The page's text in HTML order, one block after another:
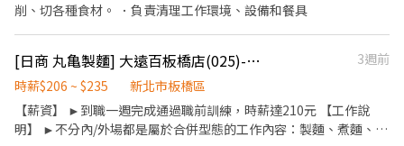
高錄取機會 ✔ 想打工賺錢、累積經驗都適合 📢 名額有限，趕快加入
我們吧！🢂
人 】 ✔在台北馥華艾美酒店你的每一份付出都將被看見，你的每一
個微笑，都能成為賓客旅程中最難忘的風景，歡迎您與我們一同啟
程!
削、切各種食材。 ．負責清理工作環境、設備和餐具
[日商 丸亀製麵] 大遠百板橋店(025)-長期兼職夥伴/廚助/工讀生/彈性排班
3週前
時薪$206 ~ $235
新北市板橋區
【薪資】 ►到職一週完成通過職前訓練，時薪達210元 【工作說
明】 ►不分內/外場都是屬於合併型態的工作內容：製麵、煮麵、製